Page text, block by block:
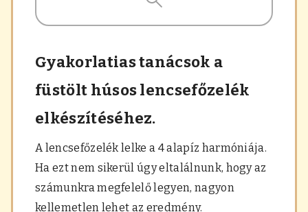
Gyakorlatias tanácsok a
füstölt húsos lencsefőzelék
elkészítéséhez.
A lencsefőzelék lelke a 4 alapíz harmóniája.
Ha ezt nem sikerül úgy eltalálnunk, hogy az
számunkra megfelelő legyen, nagyon
kellemetlen lehet az eredmény.